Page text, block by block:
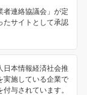
者連絡協議会」が定
たサイトとして承認
日本情報経済社会推
実施している企業で
与されています。